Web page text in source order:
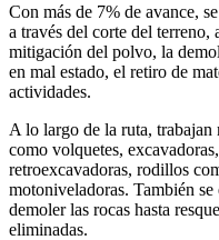
Con más de 7% de avance,
a través del corte del terreno,
mitigación del polvo, la
en mal estado, el retiro de
actividades.
A lo largo de la ruta, trabajan
como volquetes,
retroexcavadoras, rodillos
motoniveladoras. También
demoler las rocas hasta
eliminadas.